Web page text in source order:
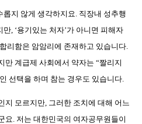
롭지 않게 생각하지요
직장내 성추행
만 , ‘용기있는 처자’가 아니면 피해자
리함은 암암리에 존재하고 있습니다
만 계급제 사회에서 약자는 “짤리지
선택을 하며 참는 경우도 있습니다
지 모르지만, 그러한 조치에 대해 어느
요. 저는 대한민국의 여자공무원들이